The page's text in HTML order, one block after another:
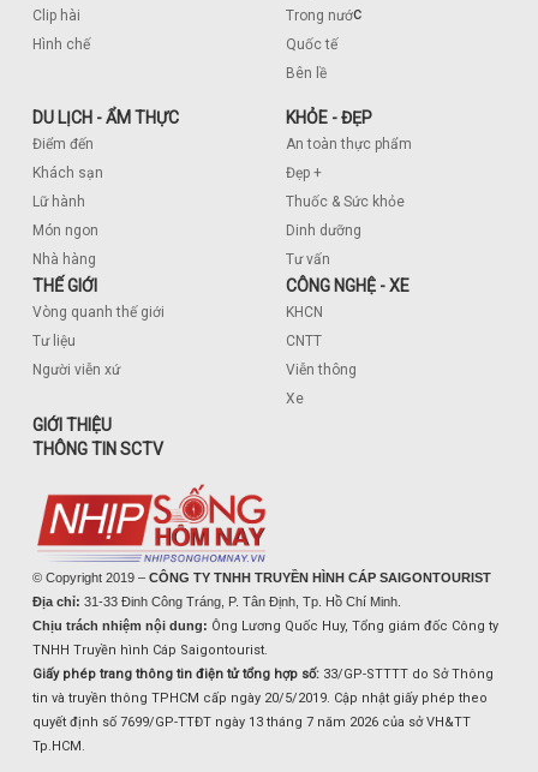
Clip hài
Hình chế
Trong nước
Quốc tế
Bên lề
DU LỊCH - ẨM THỰC
Điểm đến
Khách sạn
Lữ hành
Món ngon
Nhà hàng
KHỎE - ĐẸP
An toàn thực phẩm
Đẹp +
Thuốc & Sức khỏe
Dinh dưỡng
Tư vấn
THẾ GIỚI
Vòng quanh thế giới
Tư liệu
Người viễn xứ
CÔNG NGHỆ - XE
KHCN
CNTT
Viễn thông
Xe
GIỚI THIỆU
THÔNG TIN SCTV
© Copyright 2019 – CÔNG TY TNHH TRUYỀN HÌNH CÁP SAIGONTOURIST
Địa chỉ: 31-33 Đinh Công Tráng, P. Tân Định, Tp. Hồ Chí Minh.
Chịu trách nhiệm nội dung: Ông Lương Quốc Huy, Tổng giám đốc Công ty
TNHH Truyền hình Cáp Saigontourist.
Giấy phép trang thông tin điện tử tổng hợp số: 33/GP-STTTT do Sở Thông
tin và truyền thông TPHCM cấp ngày 20/5/2019. Cập nhật giấy phép theo
quyết định số 7699/GP-TTĐT ngày 13 tháng 7 năm 2026 của sở VH&TT
Tp.HCM.